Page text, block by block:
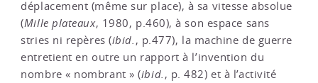
déplacement (même sur place), à sa vitesse absolue
(Mille plateaux, 1980, p.460), à son espace sans
stries ni repères (ibid. , p.477), la machine de guerre
entretient en outre un rapport à l’invention du
nombre « nombrant » (ibid. , p. 482) et à l’activité